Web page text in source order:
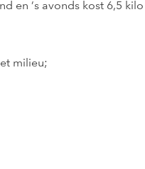
en ’s avonds kost 6,5 kilo
milieu;